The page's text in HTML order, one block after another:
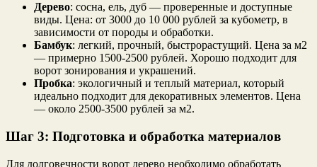
Дерево: сосна, ель, дуб — проверенные и доступные
виды. Цена: от 3000 до 10 000 рублей за кубометр, в
зависимости от породы и обработки.
Бамбук: легкий, прочный, быстрорастущий. Цена за м2
— примерно 1500-2500 рублей. Хорошо подходит для
ворот зонирования и украшений.
Пробка: экологичный и теплый материал, который
идеально подходит для декоративных элементов. Цена
— около 2500-3500 рублей за м2.
Шаг 3: Подготовка и обработка материалов
Для долговечности ворот дерево необходимо обработать